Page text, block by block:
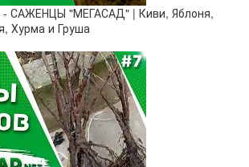
САЖЕНЦЫ "МЕГАСАД" | Киви, Яблоня,
Хурма и Груша